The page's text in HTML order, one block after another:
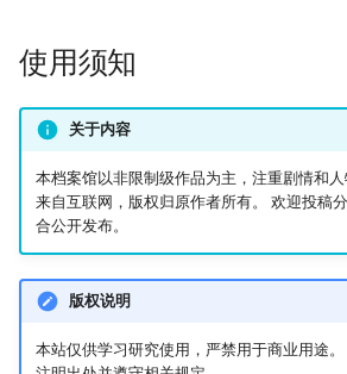
使用须知
关于内容
本档案馆以非限制级作品为主，注重剧情和
来自互联网，版权归原作者所有。 欢迎投稿
合公开发布。
版权说明
本站仅供学习研究使用，严禁用于商业用途